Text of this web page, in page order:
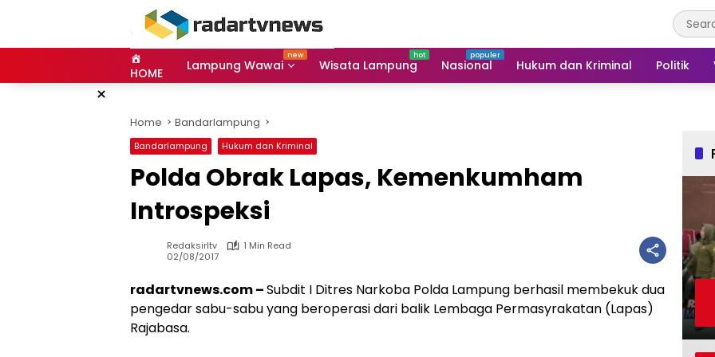
HOME Lampung Wawai Wisata Lampung Nasional Hukum dan Kriminal Politik
×
Home Bandarlampung
Bandarlampung Hukum dan Kriminal
Polda Obrak Lapas, Kemenkumham
Introspeksi
Redaksirltv
1 Min Read
02/08/2017
radartvnews.com –Subdit I Ditres Narkoba Polda Lampung berhasil membekuk dua
pengedar sabu-sabu yang beroperasi dari balik Lembaga Permasyrakatan (Lapas)
Rajabasa.